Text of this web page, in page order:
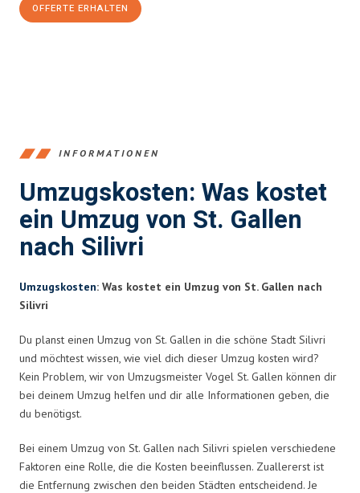
OFFERTE ERHALTEN
INFORMATIONEN
Umzugskosten: Was kostet
ein Umzug von St. Gallen
nach Silivri
Umzugskosten: Was kostet ein Umzug von St. Gallen nach
Silivri
Du planst einen Umzug von St. Gallen in die schöne Stadt Silivri
und möchtest wissen, wie viel dich dieser Umzug kosten wird?
Kein Problem, wir von Umzugsmeister Vogel St. Gallen können dir
bei deinem Umzug helfen und dir alle Informationen geben, die
du benötigst.
Bei einem Umzug von St. Gallen nach Silivri spielen verschiedene
Faktoren eine Rolle, die die Kosten beeinflussen. Zuallererst ist
die Entfernung zwischen den beiden Städten entscheidend. Je